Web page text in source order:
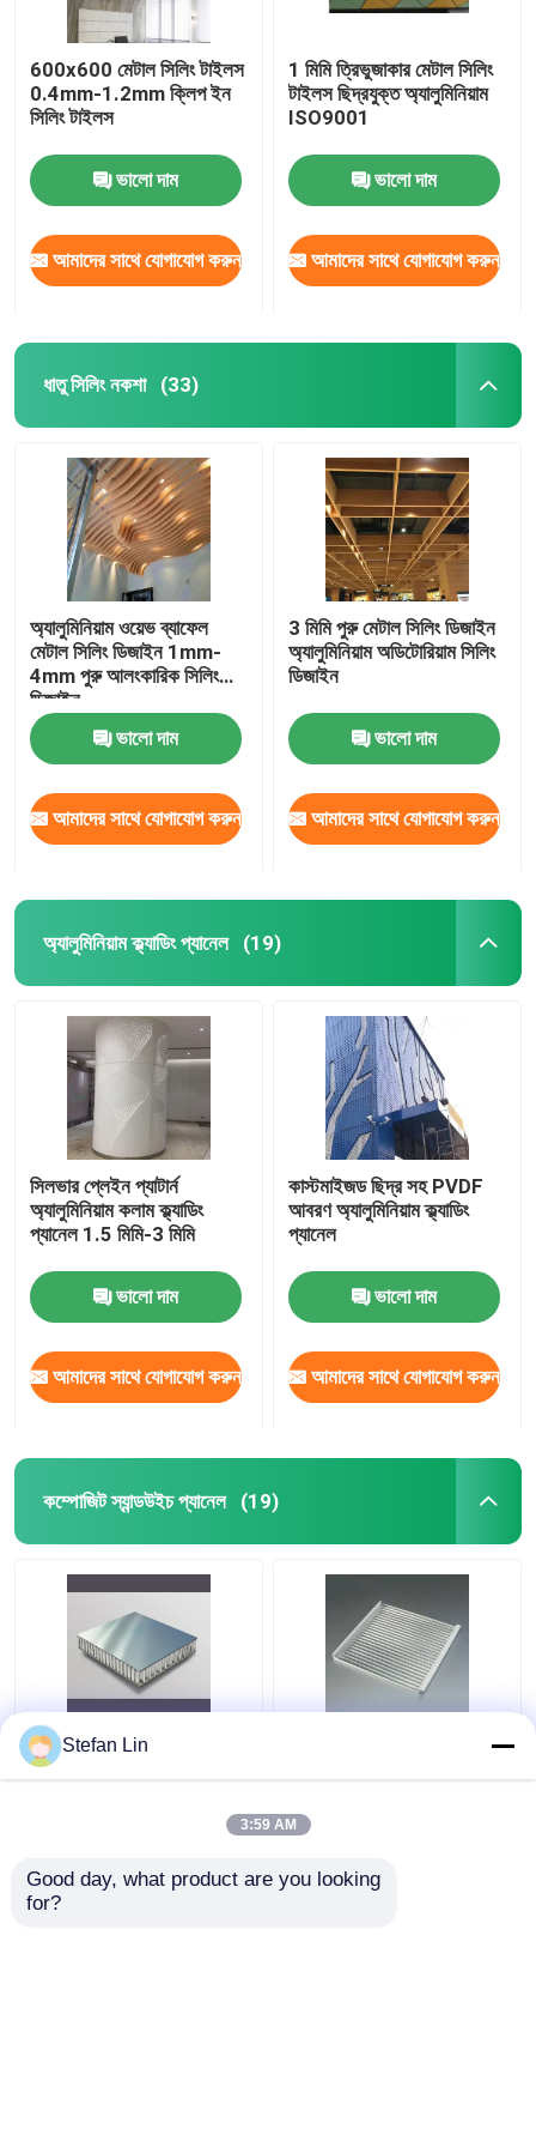
600x600 মেটাল সিলিং টাইলস
0.4mm-1.2mm ক্লিপ ইন
সিলিং টাইলস
ভালো দাম
আমাদের সাথে যোগাযোগ করুন
1 মিমি ত্রিভুজাকার মেটাল সিলিং
টাইলস ছিদ্রযুক্ত অ্যালুমিনিয়াম
ISO9001
ভালো দাম
আমাদের সাথে যোগাযোগ করুন
ধাতু সিলিং নকশা (33)
অ্যালুমিনিয়াম ওয়েভ ব্যাফেল
মেটাল সিলিং ডিজাইন 1mm-
4mm পুরু আলংকারিক সিলিং
ডিজাইন
ভালো দাম
আমাদের সাথে যোগাযোগ করুন
3 মিমি পুরু মেটাল সিলিং ডিজাইন
অ্যালুমিনিয়াম অডিটোরিয়াম সিলিং
ডিজাইন
ভালো দাম
আমাদের সাথে যোগাযোগ করুন
অ্যালুমিনিয়াম ক্ল্যাডিং প্যানেল (19)
সিলভার প্লেইন প্যাটার্ন
অ্যালুমিনিয়াম কলাম ক্ল্যাডিং
প্যানেল 1.5 মিমি-3 মিমি
ভালো দাম
আমাদের সাথে যোগাযোগ করুন
কাস্টমাইজড ছিদ্র সহ PVDF
আবরণ অ্যালুমিনিয়াম ক্ল্যাডিং
প্যানেল
ভালো দাম
আমাদের সাথে যোগাযোগ করুন
কম্পোজিট স্যান্ডউইচ প্যানেল (19)
অ্যালুমিনিয়াম কোর কম্পোজিট
স্যান্ডউইচ প্যানেল 0.06 মিমি
Stefan Lin
3:59 AM
Good day, what product are you looking
for?